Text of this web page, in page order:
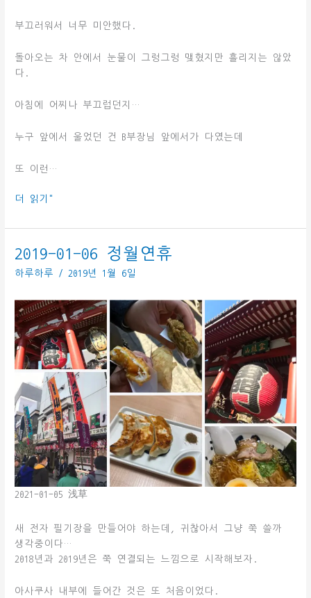
부끄러워서 너무 미안했다.
돌아오는 차 안에서 눈물이 그렁그렁 맺혔지만 흘리지는 않았
다.
아침에 어찌나 부끄럽던지…
누구 앞에서 울었던 건 B부장님 앞에서가 다였는데
또 이런…
2019-
13
물
이
렁
그
렁
더 읽기"
2019-01-06 정월연휴
하루하루 / 2019년 1월 6일
2021-01-05 浅草
새 전자 필기장을 만들어야 하는데, 귀찮아서 그냥 쭉 쓸까
생각중이다…
2018년과 2019년은 쭉 연결되는 느낌으로 시작해보자.
아사쿠사 내부에 들어간 것은 또 처음이었다.